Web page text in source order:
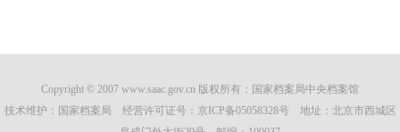
Copyright © 2007 www.saac.gov.cn 版权所有：国家档案局中央档案馆
技术维护：国家档案局 经营许可证号： 京ICP备05058328号地址：北京市西城区